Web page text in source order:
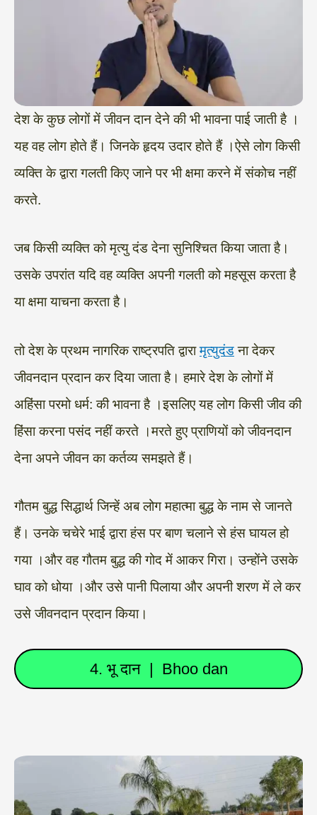
देश के कुछ लोगों में जीवन दान देने की भी भावना पाई जाती है ।
यह वह लोग होते हैं। जिनके हृदय उदार होते हैं ।ऐसे लोग किसी
व्यक्ति के द्वारा गलती किए जाने पर भी क्षमा करने में संकोच नहीं
करते.
जब किसी व्यक्ति को मृत्यु दंड देना सुनिश्चित किया जाता है।
उसके उपरांत यदि वह व्यक्ति अपनी गलती को महसूस करता है
या क्षमा याचना करता है।
तो देश के प्रथम नागरिक राष्ट्रपति द्वारामृत्युदंडना देकर
जीवनदान प्रदान कर दिया जाता है। हमारे देश के लोगों में
अहिंसा परमो धर्म: की भावना है ।इसलिए यह लोग किसी जीव की
हिंसा करना पसंद नहीं करते ।मरते हुए प्राणियों को जीवनदान
देना अपने जीवन का कर्तव्य समझते हैं।
गौतम बुद्ध सिद्धार्थ जिन्हें अब लोग महात्मा बुद्ध के नाम से जानते
हैं। उनके चचेरे भाई द्वारा हंस पर बाण चलाने से हंस घायल हो
गया ।और वह गौतम बुद्ध की गोद में आकर गिरा। उन्होंने उसके
घाव को धोया ।और उसे पानी पिलाया और अपनी शरण में ले कर
उसे जीवनदान प्रदान किया।
4. भू दान | Bhoo dan